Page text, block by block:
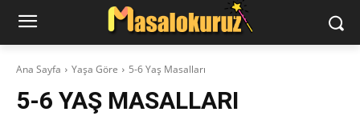
Ana Sayfa Yaşa Göre 5-6 Yaş Masalları
5-6 YAŞ MASALLARI